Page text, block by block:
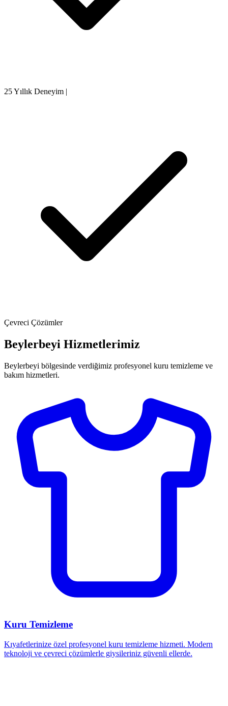
25 Yıllık Deneyim |
Çevreci Çözümler
Beylerbeyi Hizmetlerimiz
Beylerbeyi bölgesinde verdiğimiz profesyonel kuru temizleme ve
bakım hizmetleri.
Kuru Temizleme
Kıyafetlerinize özel profesyonel kuru temizleme hizmeti. Modern
teknoloji ve çevreci çözümlerle giysileriniz güvenli ellerde.